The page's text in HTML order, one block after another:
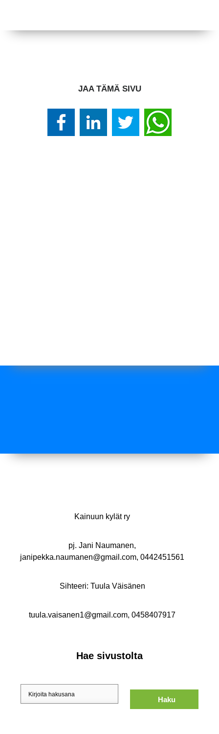
JAA TÄMÄ SIVU
Kainuun kylät ry
pj. Jani Naumanen,
janipekka.naumanen@gmail.com, 0442451561
Sihteeri: Tuula Väisänen
tuula.vaisanen1@gmail.com, 0458407917
Hae sivustolta